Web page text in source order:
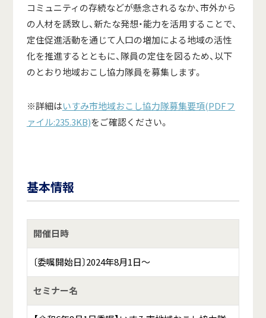
コミュニティの存続などが懸念されるなか、市外から
の人材を誘致し、新たな発想・能力を活用することで、
定住促進活動を通じて人口の増加による地域の活性
化を推進するとともに、隊員の定住を図るため、以下
のとおり地域おこし協力隊員を募集します。
※詳細はいすみ市地域おこし協力隊募集要項(PDFフ
ァイル:235.3KB)をご確認ください。
基本情報
開催日時
〔委嘱開始日〕2024年8月1日～
セミナー名